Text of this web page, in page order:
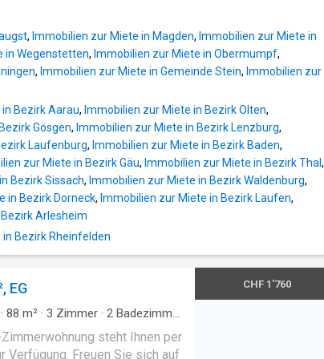
Sie dem Grundrissplan
sind in der Nähe. In
Autobahn erreichbar.
in der
Haben wir Ihr Interesse
Sie uns doch für die
Besichtigung-
uns auf Ihren Anruf
, Immobilien zur Miete in Magden, Immobilien zur Miete in
in Wegenstetten, Immobilien zur Miete in Obermumpf,
, Immobilien zur Miete in Gemeinde Stein, Immobilien zur
Bezirk Aarau, Immobilien zur Miete in Bezirk Olten,
Gösgen, Immobilien zur Miete in Bezirk Lenzburg,
Laufenburg, Immobilien zur Miete in Bezirk Baden,
zur Miete in Bezirk Gäu, Immobilien zur Miete in Bezirk Thal ,
Bezirk Sissach, Immobilien zur Miete in Bezirk Waldenburg,
in Bezirk Dorneck, Immobilien zur Miete in Bezirk Laufen,
Arlesheim
in Bezirk Rheinfelden
EG
· 88 m² · 3 Zimmer · 2 Badezimmer
steht Ihnen per
Verfügung. Freuen Sie sich auf
CHF 1'760